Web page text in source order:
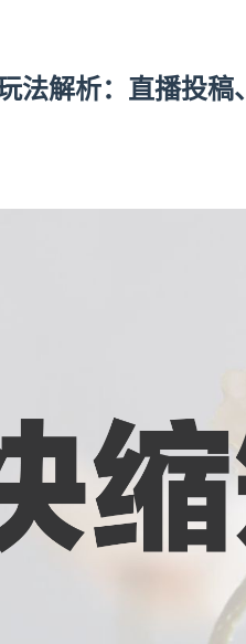
法解析：直播投